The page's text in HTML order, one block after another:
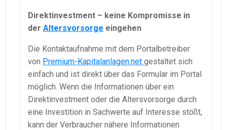
Direktinvestment – keine Kompromisse in
der Altersvorsorge eingehen
Die Kontaktaufnahme mit dem Portalbetreiber
von Premium-Kapitalanlagen.net gestaltet sich
einfach und ist direkt über das Formular im Portal
möglich. Wenn die Informationen über ein
Direktinvestment oder die Altersvorsorge durch
eine Investition in Sachwerte auf Interesse stößt,
kann der Verbraucher nähere Informationen